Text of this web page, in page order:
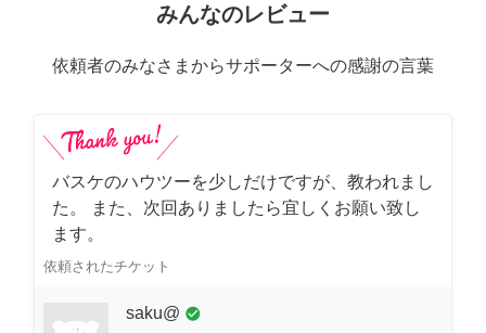
みんなのレビュー
依頼者のみなさまからサポーターへの感謝の言葉
バスケのハウツーを少しだけですが、教われまし
た。 また、次回ありましたら宜しくお願い致し
ます。
依頼されたチケット
saku@ check_circle